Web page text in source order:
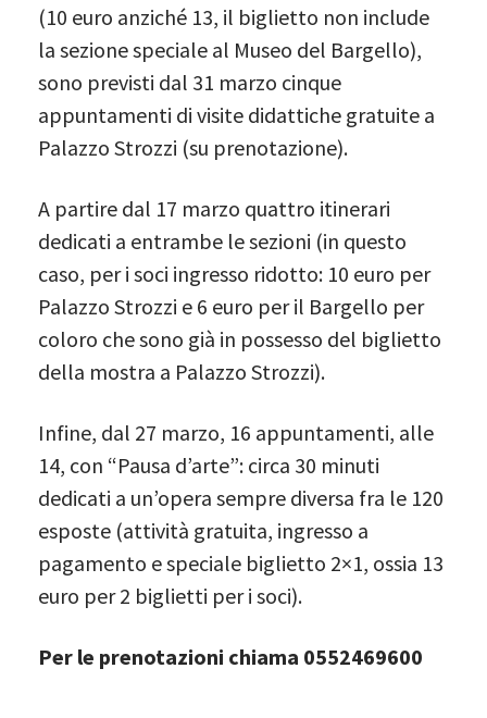
(10 euro anziché 13, il biglietto non include
la sezione speciale al Museo del Bargello),
sono previsti dal 31 marzo cinque
appuntamenti di visite didattiche gratuite a
Palazzo Strozzi (su prenotazione).
A partire dal 17 marzo quattro itinerari
dedicati a entrambe le sezioni (in questo
caso, per i soci ingresso ridotto: 10 euro per
Palazzo Strozzi e 6 euro per il Bargello per
coloro che sono già in possesso del biglietto
della mostra a Palazzo Strozzi).
Infine, dal 27 marzo, 16 appuntamenti, alle
14, con “Pausa d’arte”: circa 30 minuti
dedicati a un’opera sempre diversa fra le 120
esposte (attività gratuita, ingresso a
pagamento e speciale biglietto 2×1, ossia 13
euro per 2 biglietti per i soci).
Per le prenotazioni chiama 0552469600